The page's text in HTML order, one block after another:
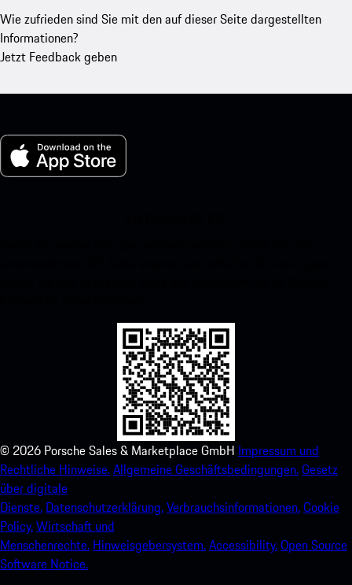
Wie zufrieden sind Sie mit den auf dieser Seite dargestellten
Informationen?
Jetzt Feedback geben
© 2026 Porsche Sales & Marketplace GmbH Impressum und
Rechtliche Hinweise.Allgemeine Geschäftsbedingungen.Gesetz
über digitale
Dienste. Datenschutzerklärung.Verbrauchsinformationen.Cookie
Policy.Wirtschaft und
Menschenrechte. Hinweisgebersystem.Accessibility.Open Source
Software Notice.